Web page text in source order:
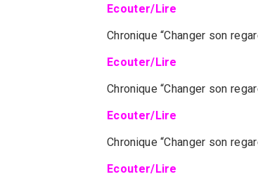
Ecouter/Lire
Chronique “Changer son
Ecouter/Lire
Chronique “Changer son
Ecouter/Lire
Chronique “Changer son
Ecouter/Lire